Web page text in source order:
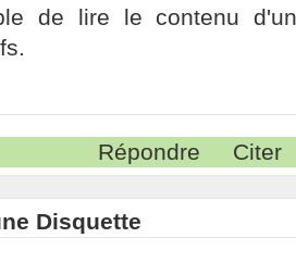
de lire le contenu
Répondre Citer
Disquette